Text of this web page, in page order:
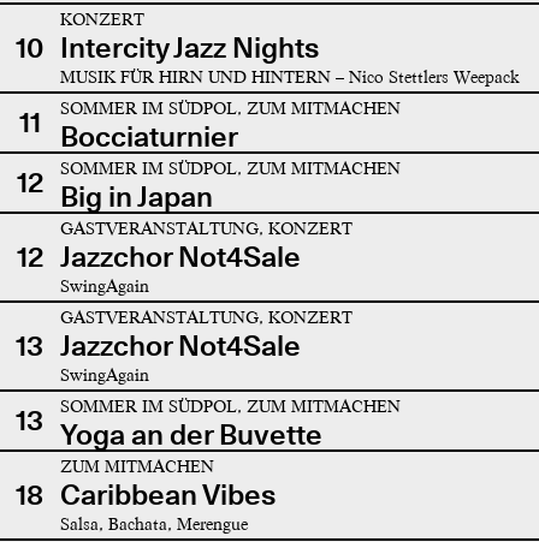
10
KONZERT
Intercity Jazz Nights
MUSIK FÜR HIRN UND HINTERN – Nico Stettlers Weepack
11 SOMMER IM SÜDPOL, ZUM MITMACHEN
Bocciaturnier
12
SOMMER IM SÜDPOL, ZUM MITMACHEN
Big in Japan
12
GASTVERANSTALTUNG, KONZERT
Jazzchor Not4Sale
SwingAgain
13
GASTVERANSTALTUNG, KONZERT
Jazzchor Not4Sale
SwingAgain
13 SOMMER IM SÜDPOL, ZUM MITMACHEN
Yoga an der Buvette
18
ZUM MITMACHEN
Caribbean Vibes
Salsa, Bachata, Merengue